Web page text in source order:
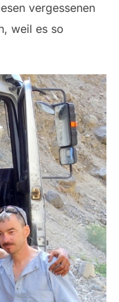
vergessenen
weil es so